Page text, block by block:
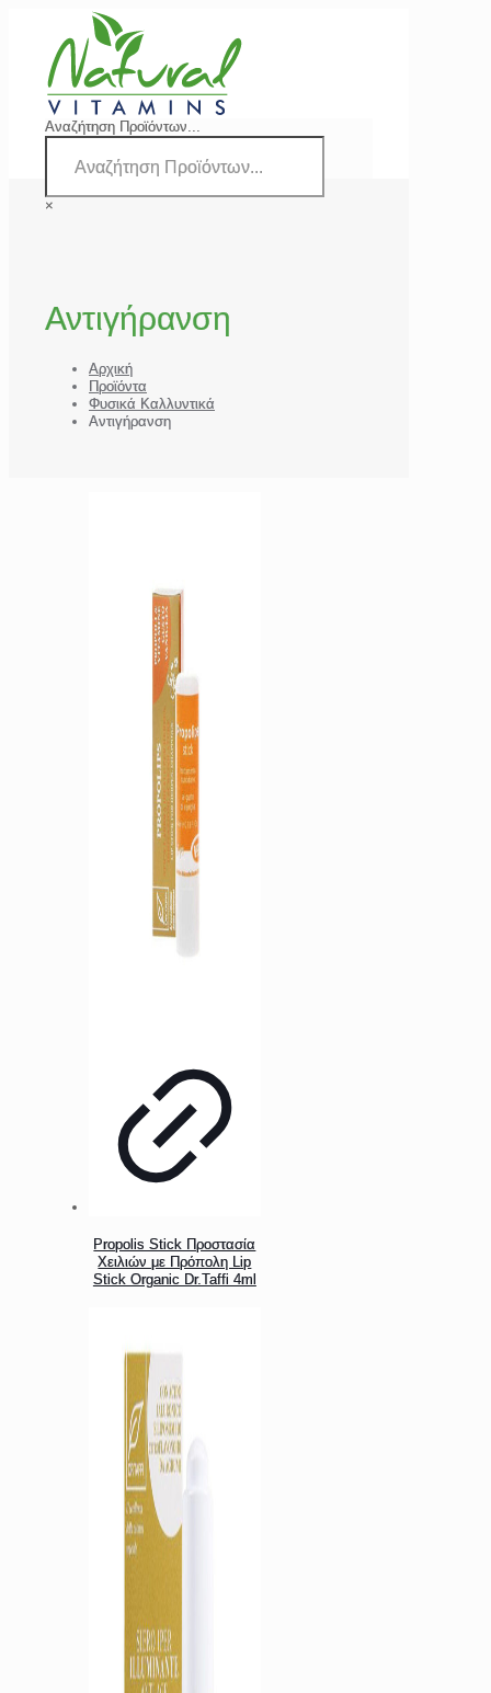
Αναζήτηση Προϊόντων...
×
Αντιγήρανση
Αρχική
Προϊόντα
Φυσικά Καλλυντικά
Αντιγήρανση
Propolis Stick Προστασία
Χειλιών με Πρόπολη Lip
Stick Organic Dr.Taffi 4ml